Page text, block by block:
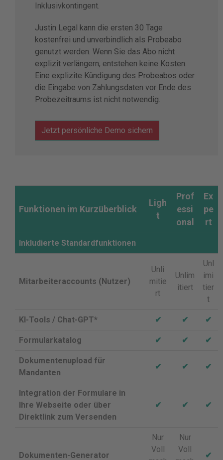
Inklusivkontingent.
Justin Legal kann die ersten 30 Tage
kostenfrei und unverbindlich als Probeabo
genutzt werden. Wenn Sie das Abo nicht
explizit verlängern, entstehen keine Kosten.
Eine explizite Kündigung des Probeabos oder
die Eingabe von Zahlungsdaten vor Ende des
Probezeitraums ist nicht notwendig.
Jetzt persönliche Demo sichern
Funktionen im Kurzüberblick
Ligh
t
Prof
essi
onal
Ex
pe
rt
Inkludierte Standardfunktionen
Mitarbeiteraccounts (Nutzer)
Unli
mitie
rt
Unlim
itiert
Unl
imi
tier
t
KI-Tools / Chat-GPT* ✔ ✔ ✔
Formularkatalog ✔ ✔ ✔
Dokumentenupload für
Mandanten
✔ ✔ ✔
Integration der Formulare in
Ihre Webseite oder über
Direktlink zum Versenden
✔ ✔ ✔
Dokumenten-Generator
Nur
Voll
Nur
Voll
✔